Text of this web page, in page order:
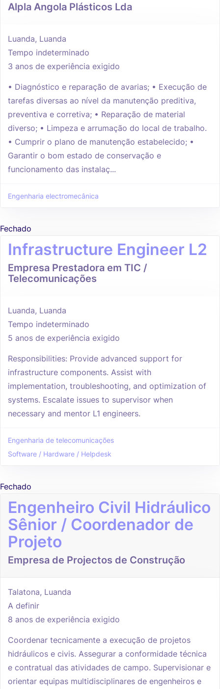
Alpla Angola Plásticos Lda
Luanda, Luanda
Tempo indeterminado
3 anos de experiência exigido
• Diagnóstico e reparação de avarias; • Execução de
tarefas diversas ao nível da manutenção preditiva,
preventiva e corretiva; • Reparação de material
diverso; • Limpeza e arrumação do local de trabalho.
• Cumprir o plano de manutenção estabelecido; •
Garantir o bom estado de conservação e
funcionamento das instalaç...
Engenharia electromecânica
Fechado
Infrastructure Engineer L2
Empresa Prestadora em TIC /
Telecomunicações
Luanda, Luanda
Tempo indeterminado
5 anos de experiência exigido
Responsibilities: Provide advanced support for
infrastructure components. Assist with
implementation, troubleshooting, and optimization of
systems. Escalate issues to supervisor when
necessary and mentor L1 engineers.
Engenharia de telecomunicações
Software / Hardware / Helpdesk
Fechado
Engenheiro Civil Hidráulico
Sênior / Coordenador de
Projeto
Empresa de Projectos de Construção
Talatona, Luanda
A definir
8 anos de experiência exigido
Coordenar tecnicamente a execução de projetos
hidráulicos e civis. Assegurar a conformidade técnica
e contratual das atividades de campo. Supervisionar e
orientar equipas multidisciplinares de engenheiros e